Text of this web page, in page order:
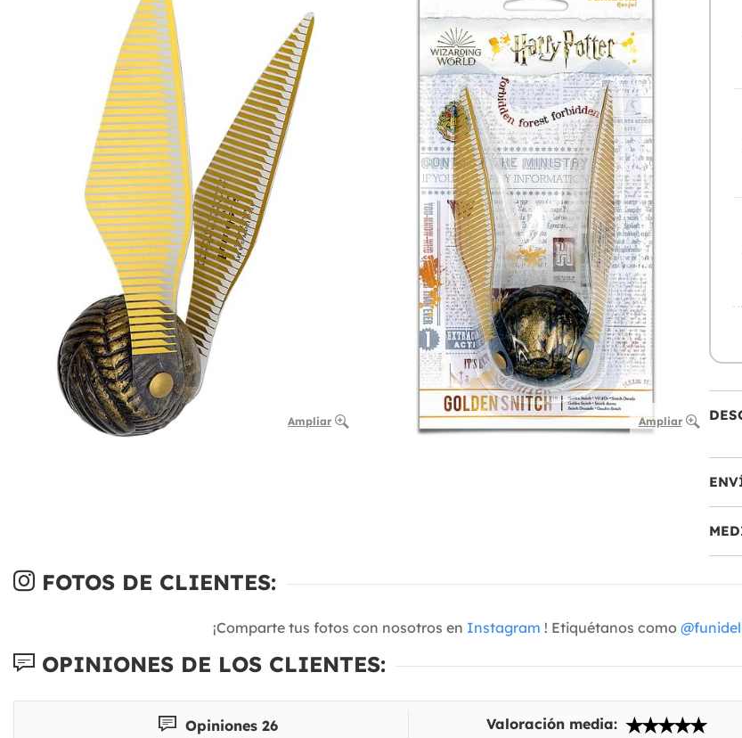
Ampliar Ampliar
FOTOS DE CLIENTES:
¡Comparte tus fotos con nosotros en Instagram ! Etiquétanos como
OPINIONES DE LOS CLIENTES:
Opiniones 26 Valoración media: